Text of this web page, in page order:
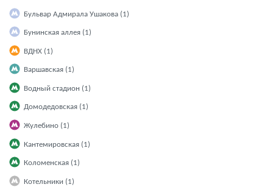
Бульвар Адмирала Ушакова (1)
Бунинская аллея (1)
ВДНХ (1)
Варшавская (1)
Водный стадион (1)
Домодедовская (1)
Жулебино (1)
Кантемировская (1)
Коломенская (1)
Котельники (1)